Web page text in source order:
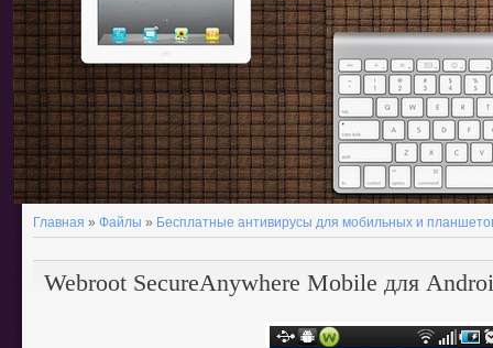
Главная » Файлы » Бесплатные антивирусы для мобильных и
Webroot SecureAnywhere Mobile для